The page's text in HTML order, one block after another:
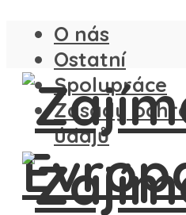
O nás
Ostatní
Spolupráce
Zásady
údajů